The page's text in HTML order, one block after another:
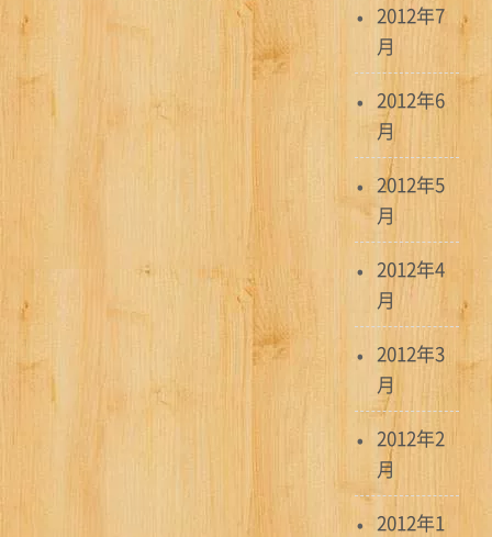
2012年7
月
2012年6
月
2012年5
月
2012年4
月
2012年3
月
2012年2
月
2012年1